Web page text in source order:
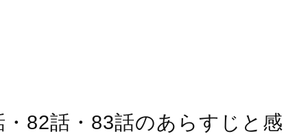
・82話・83話のあらすじと感